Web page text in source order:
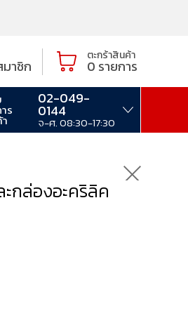
าชิก
ตะกร้าสินค้า
0 รายการ
ร
02-049-
0144
จ-ศ. 08:30-17:30
กล่องอะคริลิค